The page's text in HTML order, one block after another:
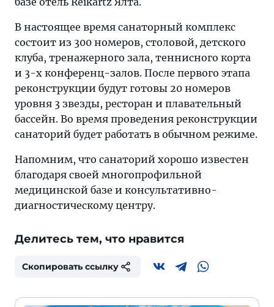
В настоящее время санаторный комплекс
состоит из 300 номеров, столовой, детского
клуба, тренажерного зала, теннисного корта
и 3-х конференц-залов. После первого этапа
реконструкции будут готовы 20 номеров
уровня 3 звезды, ресторан и плавательный
бассейн. Во время проведения реконструкции
санаторий будет работать в обычном режиме.
Напомним, что санаторий хорошо известен
благодаря своей многопрофильной
медицинской базе и консультативно-
диагностическому центру.
Делитесь тем, что нравится
Скопировать ссылку